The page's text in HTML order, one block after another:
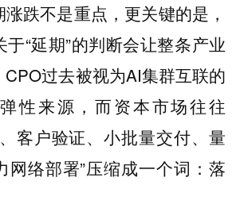
跌不是重点，更关键的是，
“延期”的判断会让整条产业
过去被视为AI集群互联的
性来源，而资本市场往往
客户验证、小批量交付、量
网络部署”压缩成一个词：落